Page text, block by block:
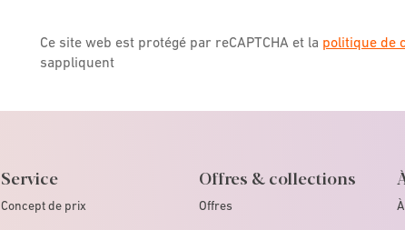
Ce site web est protégé par reCAPTCHA et la politique de
sappliquent
Service
Concept de prix
Offres & collections
Offres